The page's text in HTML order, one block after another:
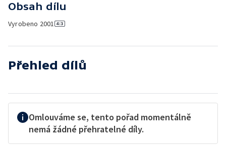
Obsah dílu
Vyrobeno 2001
Přehled dílů
Omlouváme se, tento pořad momentálně
nemá žádné přehratelné díly.